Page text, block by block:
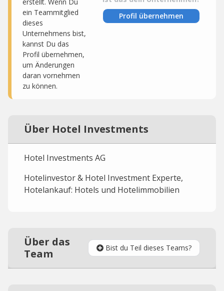
ein Teammitglied
dieses
Unternehmens bist,
kannst Du das
Profil übernehmen,
um Änderungen
daran vornehmen
zu können.
Profil übernehmen
Über Hotel Investments
Hotel Investments AG
Hotelinvestor & Hotel Investment Experte,
Hotelankauf: Hotels und Hotelimmobilien
Über das
Team
Bist du Teil dieses Teams?